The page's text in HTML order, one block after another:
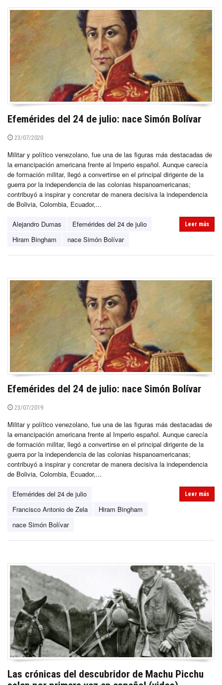
Efemérides del 24 de julio: nace Simón Bolívar
23/07/2020
Militar y político venezolano, fue una de las figuras más destacadas de
la emancipación americana frente al Imperio español. Aunque carecía
de formación militar, llegó a convertirse en el principal dirigente de la
guerra por la independencia de las colonias hispanoamericanas;
contribuyó a inspirar y concretar de manera decisiva la independencia
de Bolivia, Colombia, Ecuador,...
Alejandro Dumas
Efemérides del 24 de julio
Hiram Bingham
nace Simón Bolívar
Leer más
Efemérides del 24 de julio: nace Simón Bolívar
23/07/2019
Militar y político venezolano, fue una de las figuras más destacadas de
la emancipación americana frente al Imperio español. Aunque carecía
de formación militar, llegó a convertirse en el principal dirigente de la
guerra por la independencia de las colonias hispanoamericanas;
contribuyó a inspirar y concretar de manera decisiva la independencia
de Bolivia, Colombia, Ecuador,...
Efemérides del 24 de julio
Francisco Antonio de Zela
Hiram Bingham
nace Simón Bolívar
Leer más
Las crónicas del descubridor de Machu Picchu